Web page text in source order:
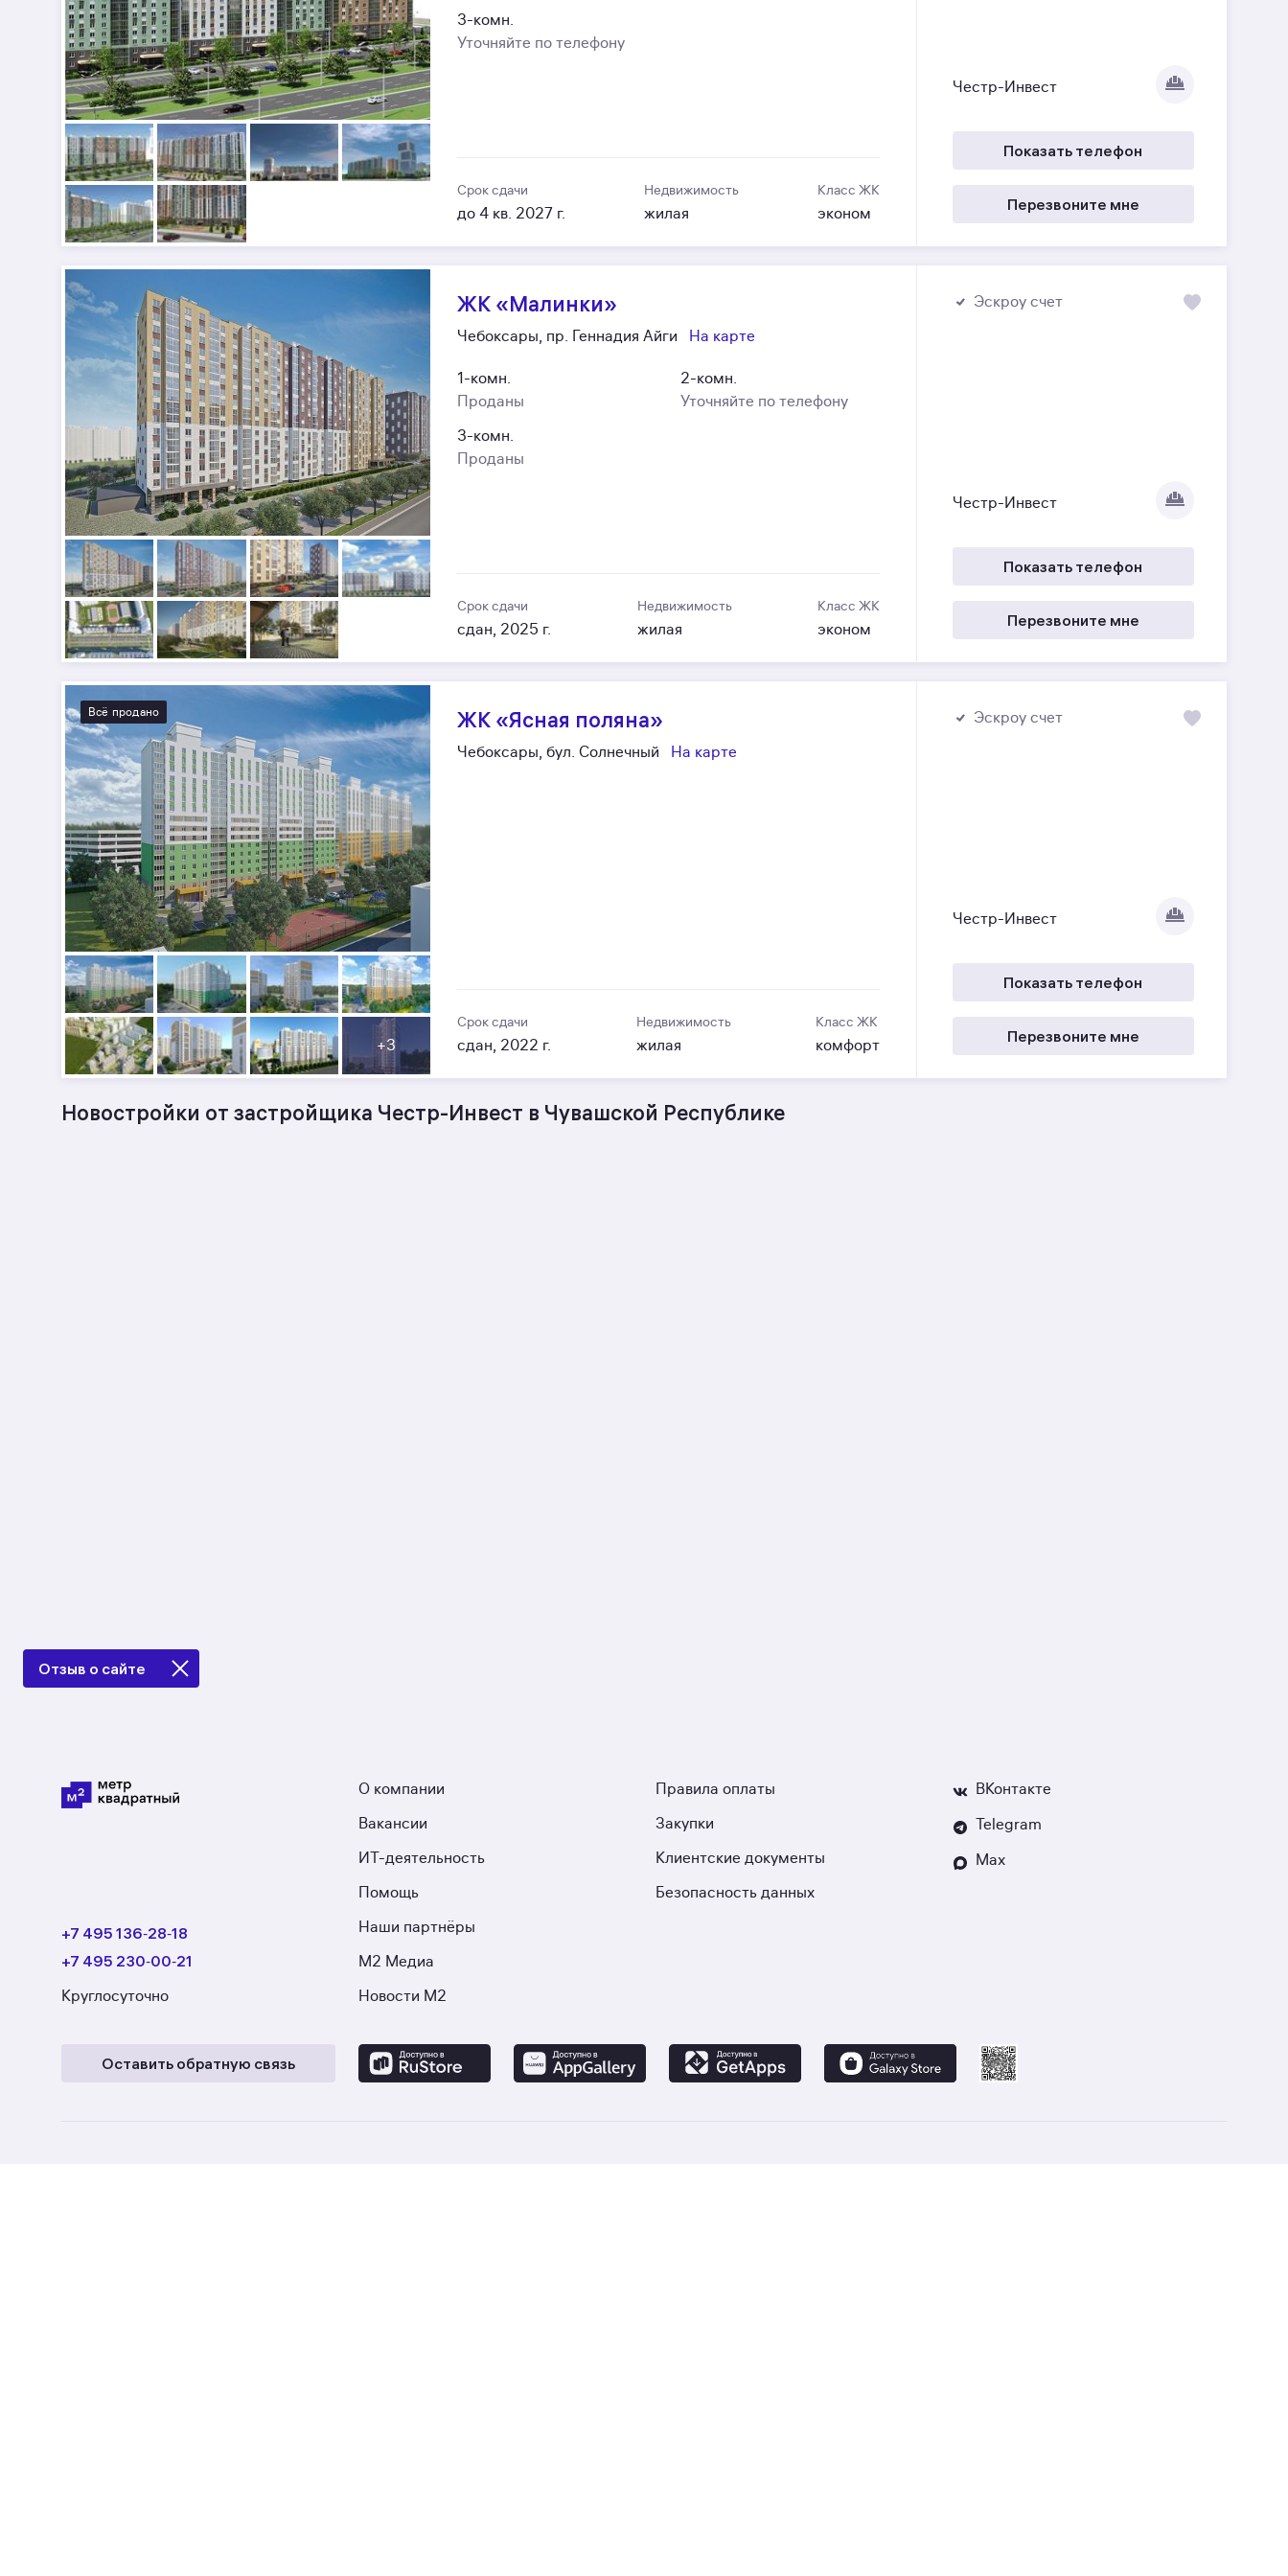
3-комн.
Уточняйте по телефону
Срок сдачи
до 4 кв. 2027 г.
Недвижимость
жилая
Класс ЖК
эконом
Честр-Инвест
Показать телефон
Перезвоните мне
ЖК «Малинки»
Чебоксары, пр. Геннадия Айги На карте
1-комн.
Проданы
2-комн.
Уточняйте по телефону
3-комн.
Проданы
Срок сдачи
сдан, 2025 г.
Недвижимость
жилая
Класс ЖК
эконом
Эскроу счет
Честр-Инвест
Показать телефон
Перезвоните мне
+3
Всё продано ЖК «Ясная поляна»
Чебоксары, бул. Солнечный На карте
Срок сдачи
сдан, 2022 г.
Недвижимость
жилая
Класс ЖК
комфорт
Эскроу счет
Честр-Инвест
Показать телефон
Перезвоните мне
Новостройки от застройщика Честр-Инвест в Чувашской Республике
Отзыв о сайте
+7 495 136‑28‑18
+7 495 230‑00‑21
Круглосуточно
О компании
Вакансии
ИТ-деятельность
Помощь
Наши партнёры
М2 Медиа
Новости М2
Правила оплаты
Закупки
Клиентские документы
Безопасность данных
ВКонтакте
Telegram
Max
Оставить обратную связь